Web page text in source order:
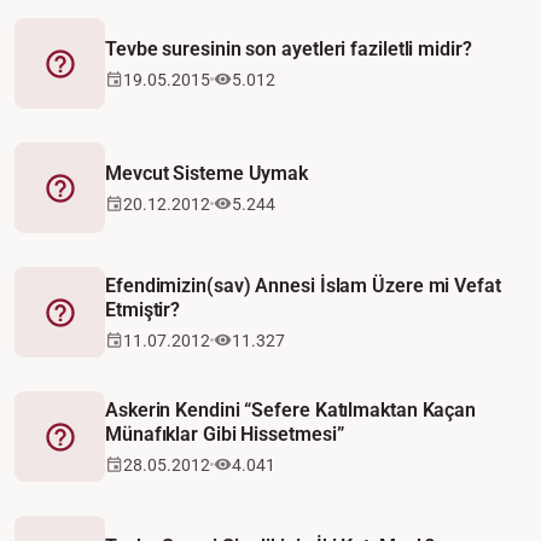
Fetva
Tevbe suresinin son ayetleri faziletli midir?
19.05.2015 5.012
Fetva
Mevcut Sisteme Uymak
20.12.2012 5.244
Fetva
Efendimizin(sav) Annesi İslam Üzere mi Vefat
Etmiştir?
11.07.2012 11.327
Fetva
Askerin Kendini “Sefere Katılmaktan Kaçan
Münafıklar Gibi Hissetmesi”
28.05.2012 4.041